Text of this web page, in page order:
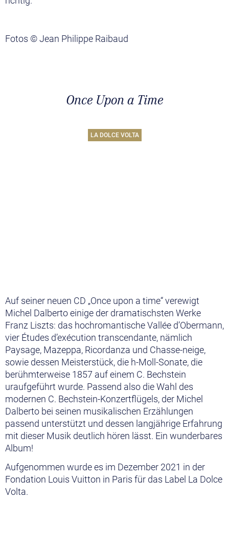
Fotos © Jean Philippe Raibaud
Once Upon a Time
LA DOLCE VOLTA
Auf seiner neuen CD „Once upon a time“ verewigt
Michel Dalberto einige der dramatischsten Werke
Franz Liszts: das hochromantische Vallée d’Obermann,
vier Études d’exécution transcendante, nämlich
Paysage, Mazeppa, Ricordanza und Chasse-neige,
sowie dessen Meisterstück, die h-Moll-Sonate, die
berühmterweise 1857 auf einem C. Bechstein
uraufgeführt wurde. Passend also die Wahl des
modernen C. Bechstein-Konzertflügels, der Michel
Dalberto bei seinen musikalischen Erzählungen
passend unterstützt und dessen langjährige Erfahrung
mit dieser Musik deutlich hören lässt. Ein wunderbares
Album!
Aufgenommen wurde es im Dezember 2021 in der
Fondation Louis Vuitton in Paris für das Label La Dolce
Volta.